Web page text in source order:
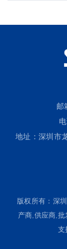
邮
地址：深圳市
版权所有：深
产商,供应商,
支